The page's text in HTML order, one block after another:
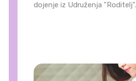
dojenje iz Udruženja "Roditelj".